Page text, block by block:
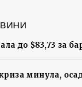
до $83,73 за
минула,